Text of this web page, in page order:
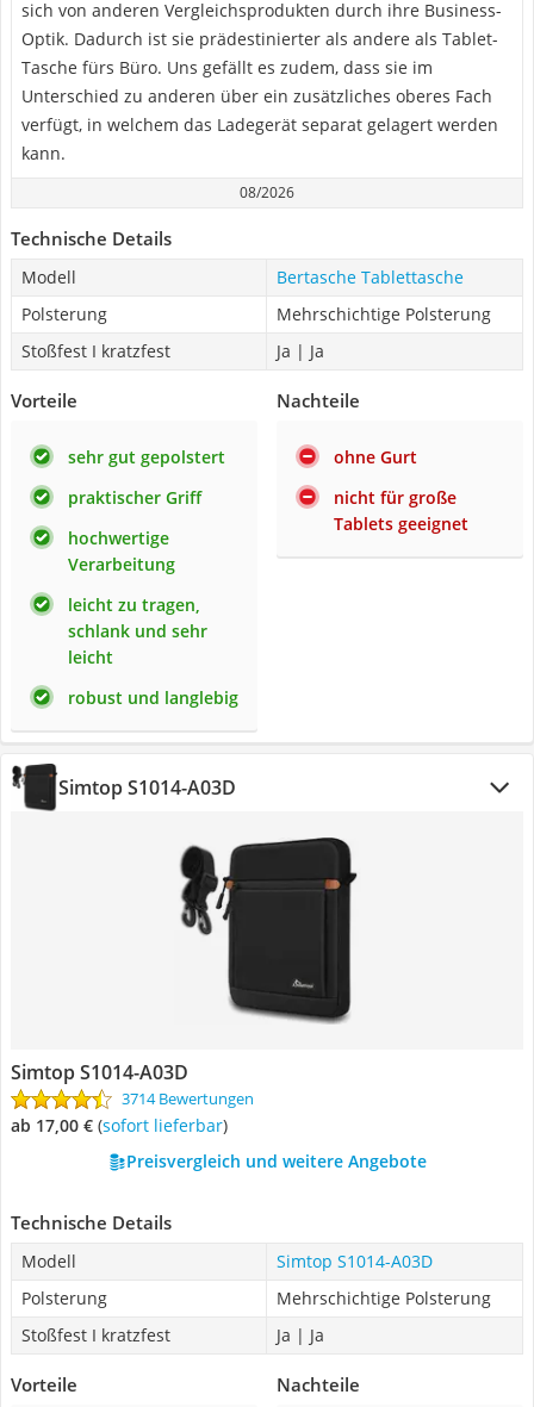
sich von anderen Vergleichsprodukten durch ihre Business-
Optik. Dadurch ist sie prädestinierter als andere als Tablet-
Tasche fürs Büro. Uns gefällt es zudem, dass sie im
Unterschied zu anderen über ein zusätzliches oberes Fach
verfügt, in welchem das Ladegerät separat gelagert werden
kann.
08/2026
Technische Details
Modell
Bertasche Tablettasche
Polsterung
Mehrschichtige Polsterung
Stoßfest I kratzfest
Ja | Ja
Vorteile
sehr gut gepolstert
praktischer Griff
hochwertige
Verarbeitung
leicht zu tragen,
schlank und sehr
leicht
robust und langlebig
Nachteile
ohne Gurt
nicht für große
Tablets geeignet
Simtop S1014-A03D
Simtop S1014-A03D
3714 Bewertungen
ab 17,00 € ( Sofort lieferbar)
Preisvergleich und weitere Angebote
Technische Details
Modell
Simtop S1014-A03D
Polsterung
Mehrschichtige Polsterung
Stoßfest I kratzfest
Ja | Ja
Vorteile Nachteile